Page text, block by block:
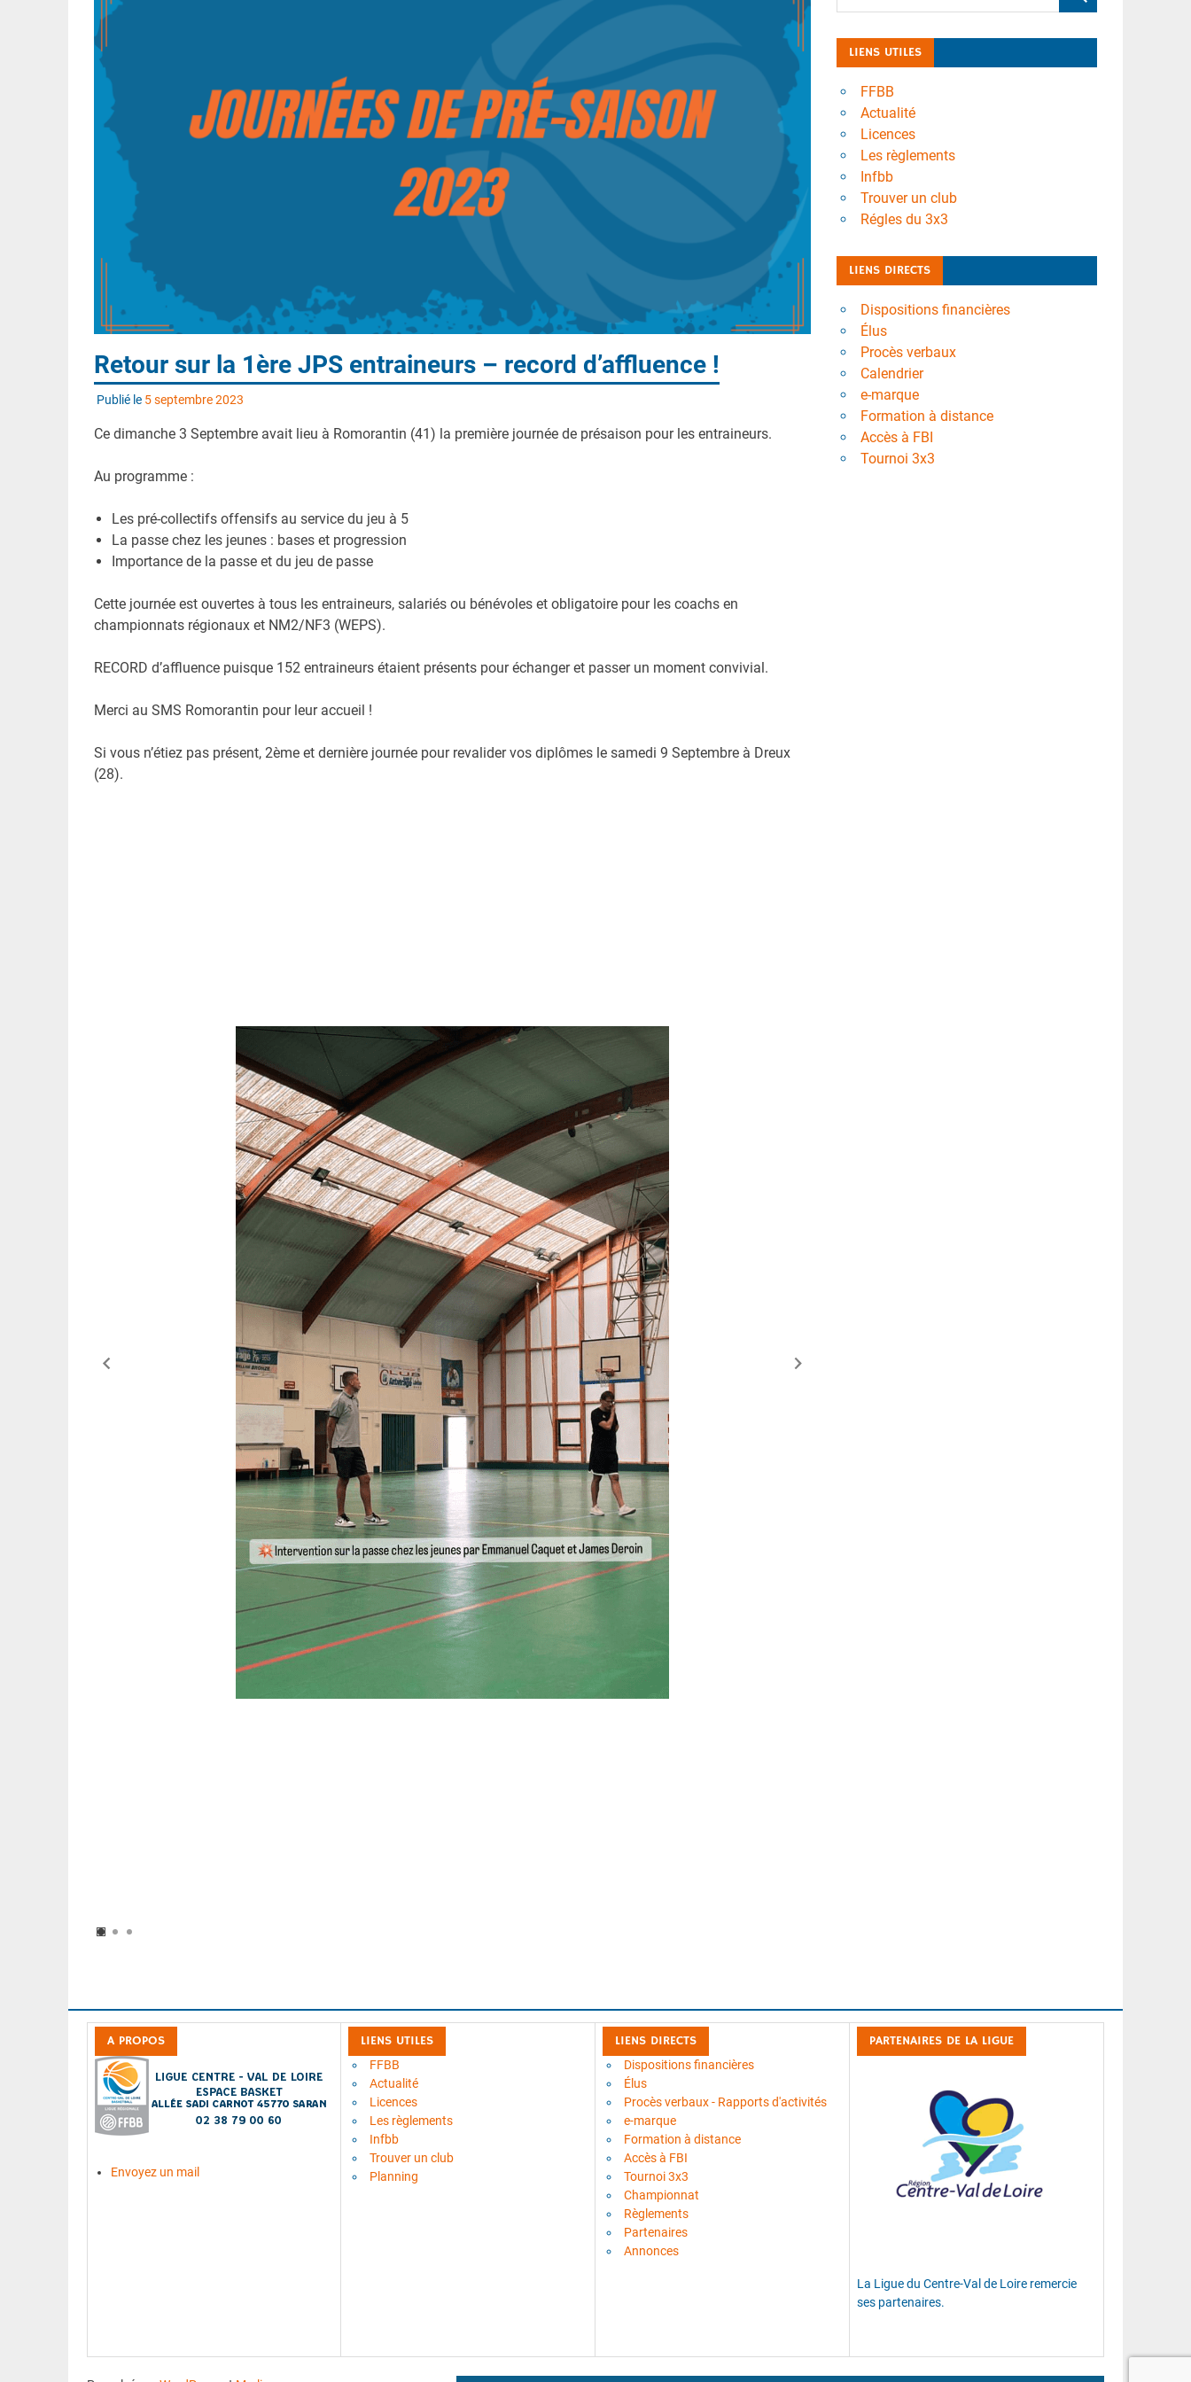
Retour sur la 1ère JPS entraineurs – record d’affluence !
Publié le 5 septembre 2023
Ce dimanche 3 Septembre avait lieu à Romorantin (41) la première journée de présaison pour les entraineurs.
Au programme :
Les pré-collectifs offensifs au service du jeu à 5
La passe chez les jeunes : bases et progression
Importance de la passe et du jeu de passe
Cette journée est ouvertes à tous les entraineurs, salariés ou bénévoles et obligatoire pour les coachs en
championnats régionaux et NM2/NF3 (WEPS).
RECORD d’affluence puisque 152 entraineurs étaient présents pour échanger et passer un moment convivial.
Merci au SMS Romorantin pour leur accueil !
Si vous n’étiez pas présent, 2ème et dernière journée pour revalider vos diplômes le samedi 9 Septembre à Dreux
(28).
LIENS UTILES
FFBB
Actualité
Licences
Les règlements
Infbb
Trouver un club
Régles du 3x3
LIENS DIRECTS
Dispositions financières
Élus
Procès verbaux
Calendrier
e-marque
Formation à distance
Accès à FBI
Tournoi 3x3
A PROPOS
Envoyez un mail
LIENS UTILES
FFBB
Actualité
Licences
Les règlements
Infbb
Trouver un club
Planning
LIENS DIRECTS
Dispositions financières
Élus
Procès verbaux - Rapports d'activités
e-marque
Formation à distance
Accès à FBI
Tournoi 3x3
Championnat
Règlements
Partenaires
Annonces
PARTENAIRES DE LA LIGUE
La Ligue du Centre-Val de Loire remercie
ses partenaires.